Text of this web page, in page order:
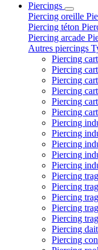
Piercings
Piercing oreille
Piercing téton
Piercing arcade
Autres piercings
Piercing
Piercing
Piercing
Piercing
Piercing
Piercing
Piercing
Piercing
Piercing
Piercing
Piercing
Piercing
Piercing
Piercing
Piercing
Piercing
Piercing
Piercing